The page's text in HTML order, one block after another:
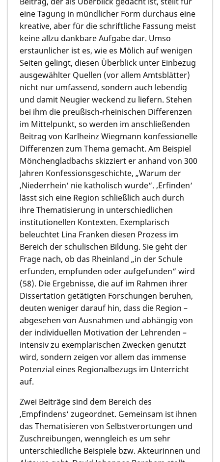
eine Tagung in mündlicher Form durchaus eine
kreative, aber für die schriftliche Fassung meist
keine allzu dankbare Aufgabe dar. Umso
erstaunlicher ist es, wie es Mölich auf wenigen
Seiten gelingt, diesen Überblick unter Einbezug
ausgewählter Quellen (vor allem Amtsblätter)
nicht nur umfassend, sondern auch lebendig
und damit Neugier weckend zu liefern. Stehen
bei ihm die preußisch-rheinischen Differenzen
im Mittelpunkt, so werden im anschließenden
Beitrag von Karlheinz Wiegmann konfessionelle
Differenzen zum Thema gemacht. Am Beispiel
Mönchengladbachs skizziert er anhand von 300
Jahren Konfessionsgeschichte, „Warum der
‚Niederrhein‘ nie katholisch wurde“. ‚Erfinden‘
lässt sich eine Region schließlich auch durch
ihre Thematisierung in unterschiedlichen
institutionellen Kontexten. Exemplarisch
beleuchtet Lina Franken diesen Prozess im
Bereich der schulischen Bildung. Sie geht der
Frage nach, ob das Rheinland „in der Schule
erfunden, empfunden oder aufgefunden“ wird
(58). Die Ergebnisse, die auf im Rahmen ihrer
Dissertation getätigten Forschungen beruhen,
deuten weniger darauf hin, dass die Region –
abgesehen von Ausnahmen und abhängig von
der individuellen Motivation der Lehrenden –
intensiv zu exemplarischen Zwecken genutzt
wird, sondern zeigen vor allem das immense
Potenzial eines Regionalbezugs im Unterricht
auf.
Zwei Beiträge sind dem Bereich des
‚Empfindens‘ zugeordnet. Gemeinsam ist ihnen
das Thematisieren von Selbstverortungen und
Zuschreibungen, wenngleich es um sehr
unterschiedliche Beispiele bzw. Akteurinnen und